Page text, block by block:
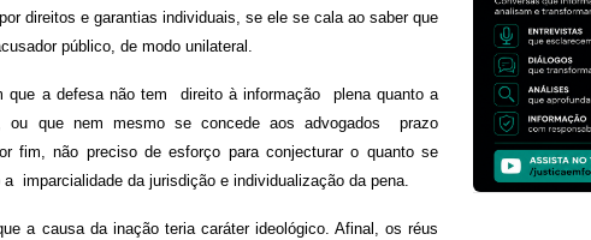
direitos e garantias individuais, se ele se cala ao saber que
público, de modo unilateral.
que a defesa não tem direito à informação plena quanto a
ou que nem mesmo se concede aos advogados prazo
fim, não preciso de esforço para conjecturar o quanto se
imparcialidade da jurisdição e individualização da pena.
a causa da inação teria caráter ideológico. Afinal, os réus